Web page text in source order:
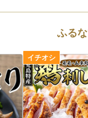
ますようお願い申し上げ
ふる